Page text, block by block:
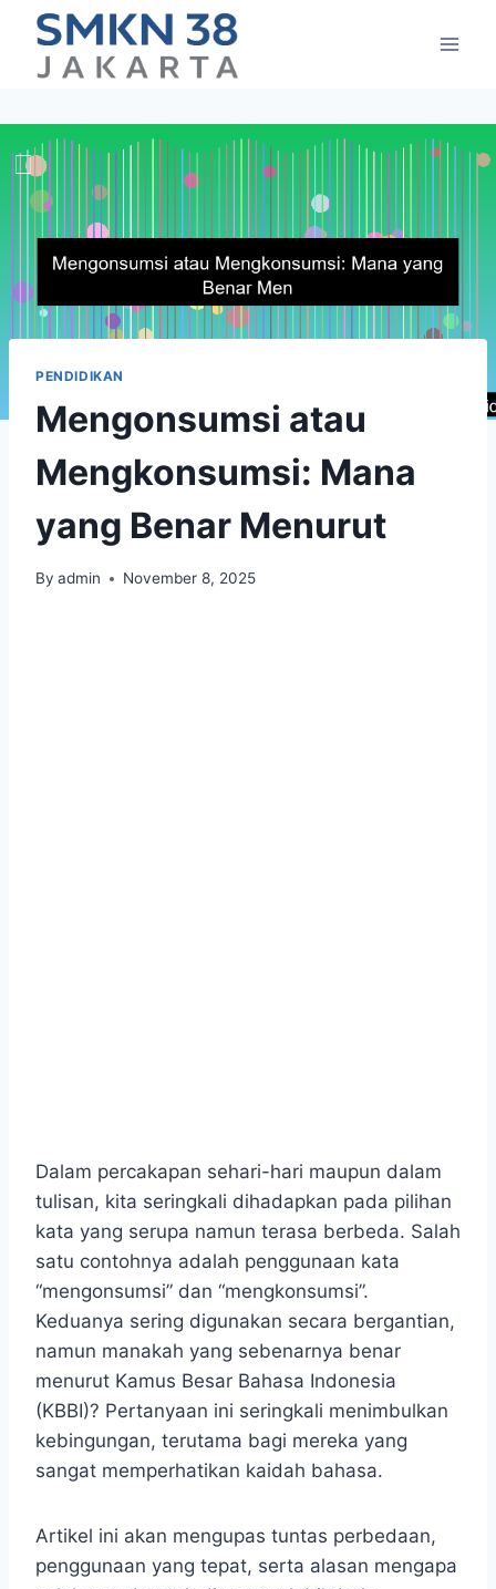
content
PENDIDIKAN
Mengonsumsi atau
Mengkonsumsi: Mana
yang Benar Menurut
By admin November 8, 2025
Dalam percakapan sehari-hari maupun dalam
tulisan, kita seringkali dihadapkan pada pilihan
kata yang serupa namun terasa berbeda. Salah
satu contohnya adalah penggunaan kata
“mengonsumsi” dan “mengkonsumsi”.
Keduanya sering digunakan secara bergantian,
namun manakah yang sebenarnya benar
menurut Kamus Besar Bahasa Indonesia
(KBBI)? Pertanyaan ini seringkali menimbulkan
kebingungan, terutama bagi mereka yang
sangat memperhatikan kaidah bahasa.
Artikel ini akan mengupas tuntas perbedaan,
penggunaan yang tepat, serta alasan mengapa